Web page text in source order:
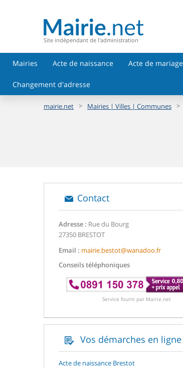
Site indépendant de l'administration
Mairies Acte de naissance Acte de mariage
Changement d'adresse
mairie.net > Mairies | Villes | Communes >
Contact
Adresse : Rue du Bourg
27350 BRESTOT
Email : mairie.bestot@wanadoo.fr
Conseils téléphoniques
Service fourni par Mairie.net
Vos démarches en ligne
Acte de naissance Brestot